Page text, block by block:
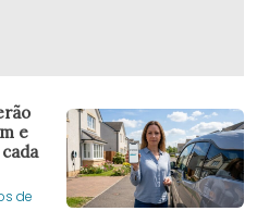
e
de